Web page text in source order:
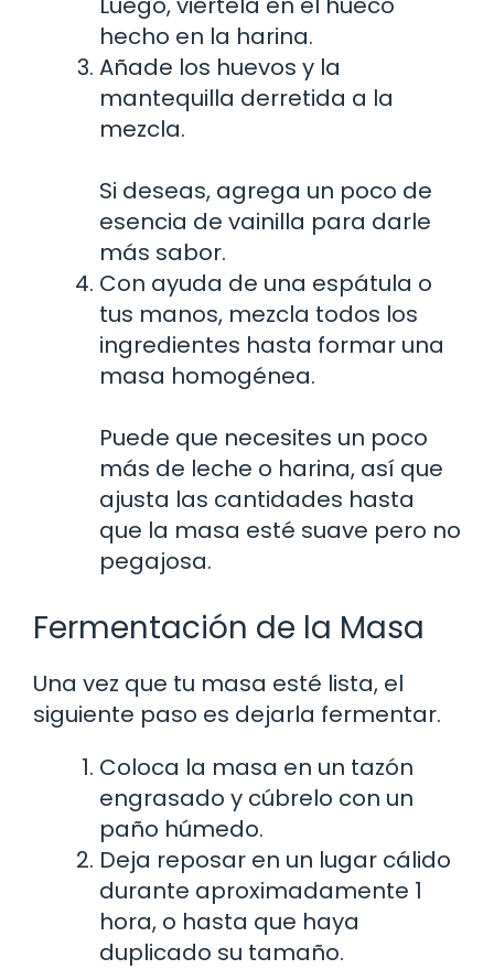
hecho en la harina.
Añade los huevos y la
mantequilla derretida a la
mezcla.
Si deseas, agrega un poco de
esencia de vainilla para darle
más sabor.
Con ayuda de una espátula o
tus manos, mezcla todos los
ingredientes hasta formar una
masa homogénea.
Puede que necesites un poco
más de leche o harina, así que
ajusta las cantidades hasta
que la masa esté suave pero no
pegajosa.
Fermentación de la Masa
Una vez que tu masa esté lista, el
siguiente paso es dejarla fermentar.
Coloca la masa en un tazón
engrasado y cúbrelo con un
paño húmedo.
Deja reposar en un lugar cálido
durante aproximadamente 1
hora, o hasta que haya
duplicado su tamaño.